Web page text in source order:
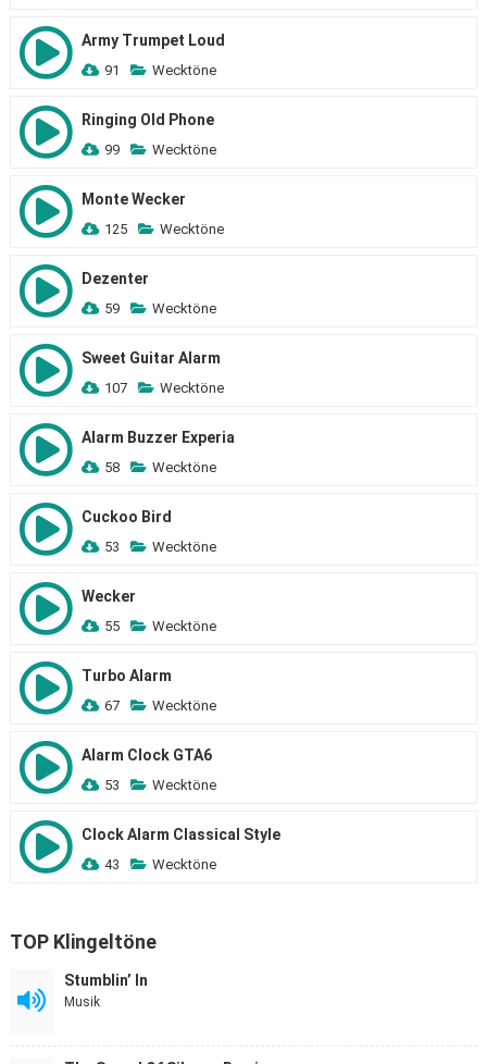
Army Trumpet Loud
91 Wecktöne
Ringing Old Phone
99 Wecktöne
Monte Wecker
125 Wecktöne
Dezenter
59 Wecktöne
Sweet Guitar Alarm
107 Wecktöne
Alarm Buzzer Experia
58 Wecktöne
Cuckoo Bird
53 Wecktöne
Wecker
55 Wecktöne
Turbo Alarm
67 Wecktöne
Alarm Clock GTA6
53 Wecktöne
Clock Alarm Classical Style
43 Wecktöne
TOP Klingeltöne
Stumblin’ In
Musik